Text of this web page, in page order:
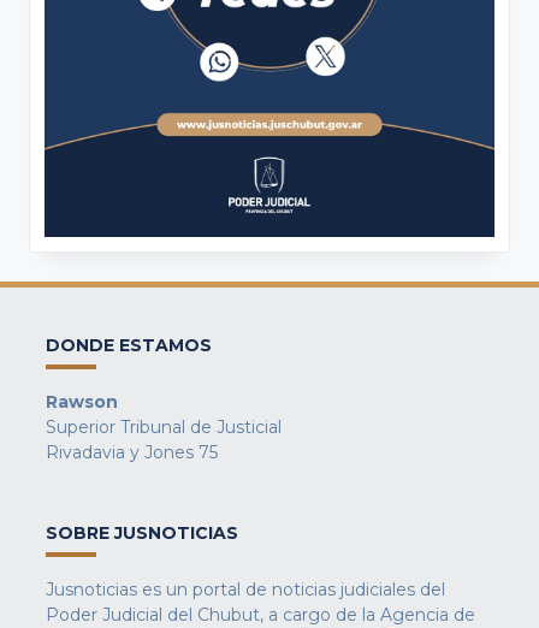
DONDE ESTAMOS
Rawson
Superior Tribunal de Justicial
Rivadavia y Jones 75
SOBRE JUSNOTICIAS
Jusnoticias es un portal de noticias judiciales del
Poder Judicial del Chubut, a cargo de la Agencia de